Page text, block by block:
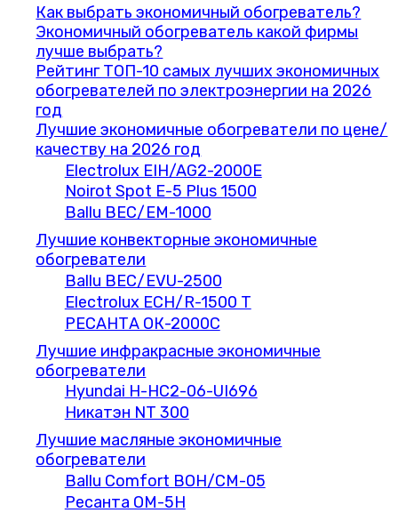
Как выбрать экономичный обогреватель?
Экономичный обогреватель какой фирмы
лучше выбрать?
Рейтинг ТОП-10 самых лучших экономичных
обогревателей по электроэнергии на 2026
год
Лучшие экономичные обогреватели по цене/
качеству на 2026 год
Electrolux EIH/AG2-2000E
Noirot Spot E-5 Plus 1500
Ballu BEC/EM-1000
Лучшие конвекторные экономичные
обогреватели
Ballu BEC/EVU-2500
Electrolux ECH/R-1500 T
РЕСАНТА ОК-2000С
Лучшие инфракрасные экономичные
обогреватели
Hyundai H-HC2-06-UI696
Никатэн NT 300
Лучшие масляные экономичные
обогреватели
Ballu Comfort BOH/CM-05
Ресанта ОМ-5Н